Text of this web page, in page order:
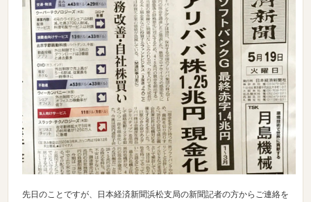
先日のことですが、日本経済新聞浜松支局の新聞記者の方からご連絡を